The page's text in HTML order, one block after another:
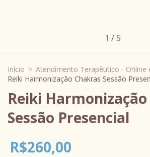
1 /5
Início > Atendimento Terapêutico - Online
Reiki Harmonização Chakras Sessão
Reiki
Sessão Presencial
R$260,00